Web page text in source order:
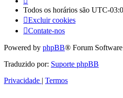
Todos os horários são UTC-
Excluir cookies
Contate-nos
Powered by phpBB® Forum
Traduzido por: Suporte phpBB
Privacidade | Termos